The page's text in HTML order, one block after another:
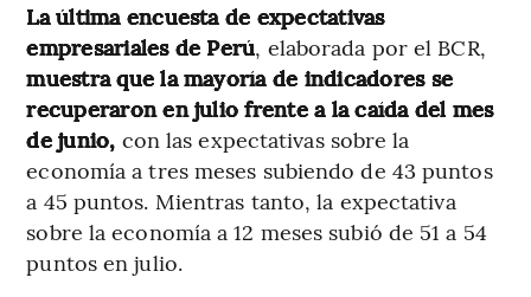
La última encuesta de expectativas
empresariales de Perú, elaborada por el BCR,
muestra que la mayoría de indicadores se
recuperaron en julio frente a la caída del mes
de junio, con las expectativas sobre la
economía a tres meses subiendo de 43 puntos
a 45 puntos. Mientras tanto, la expectativa
sobre la economía a 12 meses subió de 51 a 54
puntos en julio.